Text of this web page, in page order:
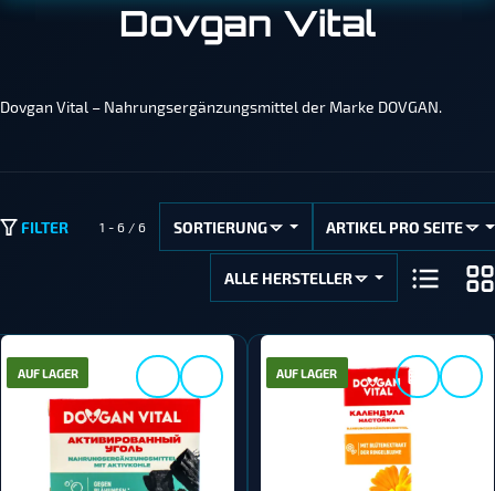
Dovgan Vital
Dovgan Vital – Nahrungsergänzungsmittel der Marke DOVGAN.
FILTER 1 - 6 / 6 SORTIERUNG ARTIKEL PRO SEITE
ALLE HERSTELLER
AUF LAGER AUF LAGER